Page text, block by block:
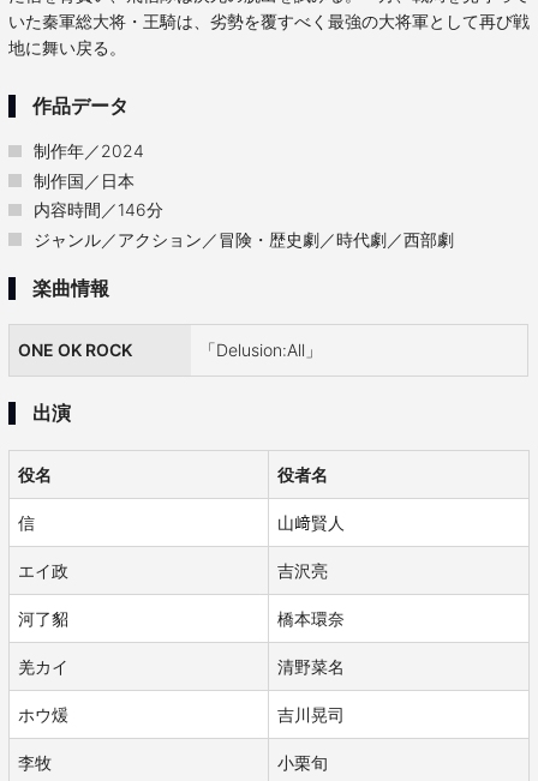
いた秦軍総大将・王騎は、劣勢を覆すべく最強の大将軍として再び戦
地に舞い戻る。
作品データ
制作年／2024
制作国／日本
内容時間／146分
ジャンル／アクション／冒険・歴史劇／時代劇／西部劇
楽曲情報
ONE OK ROCK 「Delusion:All」
出演
役名 役者名
信 山﨑賢人
エイ政 吉沢亮
河了貂 橋本環奈
羌カイ 清野菜名
ホウ煖 吉川晃司
李牧 小栗旬